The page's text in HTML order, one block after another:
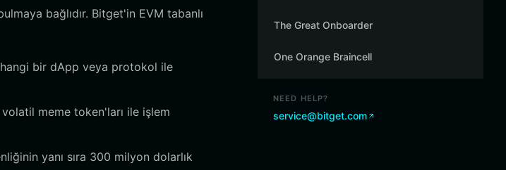
bağlıdır. Bitget'in EVM tabanlı
bir dApp veya protokol ile
meme token'ları ile işlem
yanı sıra 300 milyon dolarlık
The Great Onboarder
One Orange Braincell
NEED HELP?
service@bitget.com